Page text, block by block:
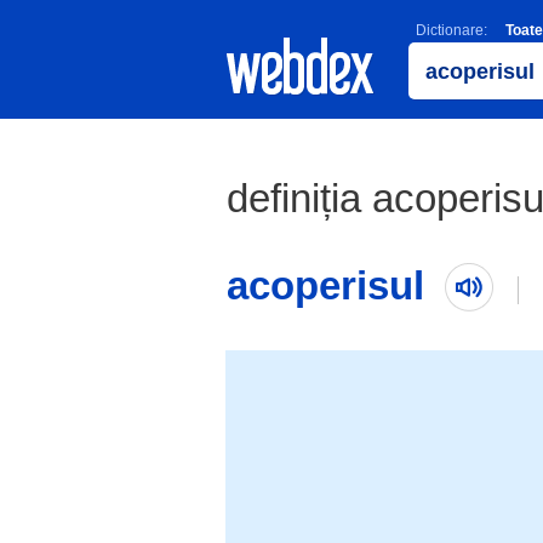
Dictionare: Toate
definiția
acoperisul